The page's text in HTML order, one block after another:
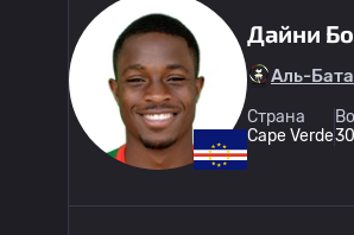
Дайни
Аль-
Страна
Cape Verde